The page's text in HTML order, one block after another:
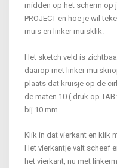
midden op het scherm op
PROJECT-en hoe je wil
muis en linker muisklik.
Het sketch veld is
daarop met linker
plaats dat kruisje op de
de maten 10 ( druk op
bij 10 mm.
Klik in dat vierkant en klik
Het vierkantje valt scheef
het vierkant, nu met